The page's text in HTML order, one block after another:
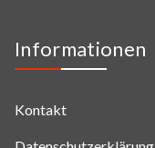
Informationen
Kontakt